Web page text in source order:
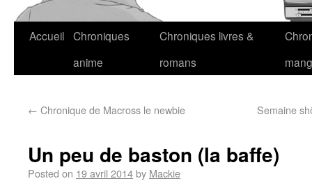
Accueil Chroniques
anime
Chroniques livres &
romans
← Chronique de Macross le newbie Semaine
Un peu de baston (la baffe)
Posted on 19 avril 2014by Mackie